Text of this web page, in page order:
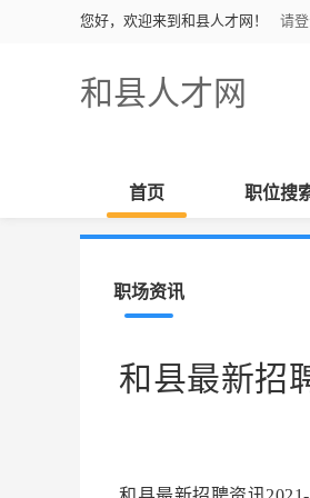
您好，欢迎来到和县人才网！ 请
和县人才网
首页 职位搜
职场资讯
和县最新招